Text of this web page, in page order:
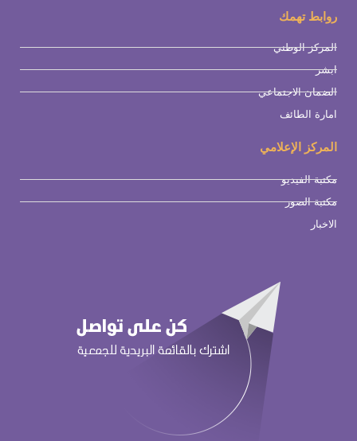
روابط تهمك
المركز الوطني
ابشر
الضمان الاجتماعي
امارة الطائف
المركز الإعلامي
مكتبة الفيديو
مكتبة الصور
الاخبار